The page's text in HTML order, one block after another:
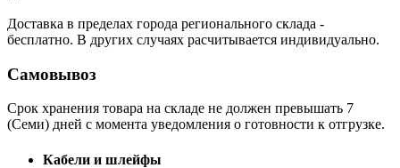
Доставка в пределах города регионального склада -
бесплатно. В других случаях расчитывается индивидуально.
Самовывоз
Срок хранения товара на складе не должен превышать 7
(Семи) дней с момента уведомления о готовности к отгрузке.
Кабели и шлейфы